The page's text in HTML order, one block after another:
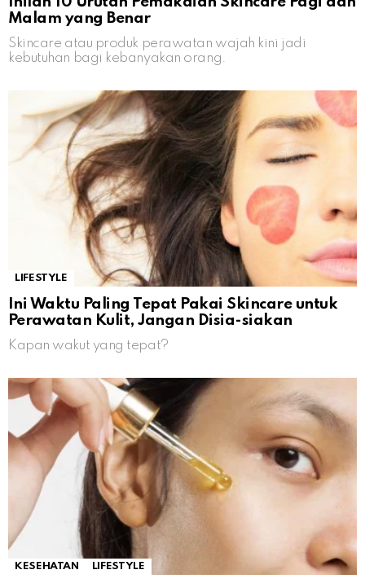
Malam yang Benar
Skincare atau produk perawatan wajah kini jadi
kebutuhan bagi kebanyakan orang.
LIFESTYLE
Ini Waktu Paling Tepat Pakai Skincare untuk
Perawatan Kulit, Jangan Disia-siakan
Kapan wakut yang tepat?
KESEHATAN LIFESTYLE